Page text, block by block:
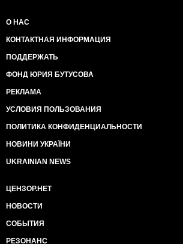
О НАС
КОНТАКТНАЯ ИНФОРМАЦИЯ
ПОДДЕРЖАТЬ
ФОНД ЮРИЯ БУТУСОВА
РЕКЛАМА
УСЛОВИЯ ПОЛЬЗОВАНИЯ
ПОЛИТИКА КОНФИДЕНЦИАЛЬНОСТИ
НОВИНИ УКРАЇНИ
UKRAINIAN NEWS
ЦЕНЗОР.НЕТ
НОВОСТИ
СОБЫТИЯ
РЕЗОНАНС